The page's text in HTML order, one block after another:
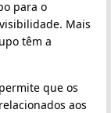
para o
Mais
têm a
que os
aos